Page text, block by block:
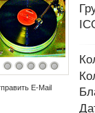
E-Mail